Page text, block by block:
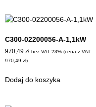
C300-02200056-A-1,1kW
970,49 zł bez VAT 23% (cena z VAT
970,49 zł)
Dodaj do koszyka